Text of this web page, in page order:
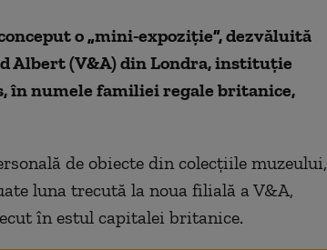
o„mini-expoziţie”,dezvăluită
Albert (V&A) din Londra, instituție
în numele familiei regale britanice,
de obiecte din colecţiile muzeului,
luna trecută la noua filială a V&A,
în estul capitalei britanice.